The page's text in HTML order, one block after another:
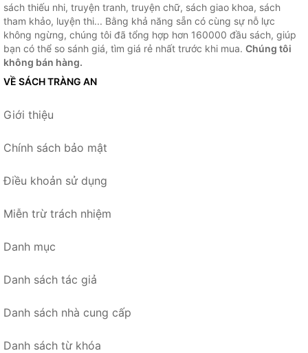
sách thiếu nhi, truyện tranh, truyện chữ, sách giao khoa, sách
tham khảo, luyện thi... Bằng khả năng sẵn có cùng sự nỗ lực
không ngừng, chúng tôi đã tổng hợp hơn 160000 đầu sách, giúp
bạn có thể so sánh giá, tìm giá rẻ nhất trước khi mua. Chúng tôi
không bán hàng.
VỀ SÁCH TRÀNG AN
Giới thiệu
Chính sách bảo mật
Điều khoản sử dụng
Miễn trừ trách nhiệm
Danh mục
Danh sách tác giả
Danh sách nhà cung cấp
Danh sách từ khóa